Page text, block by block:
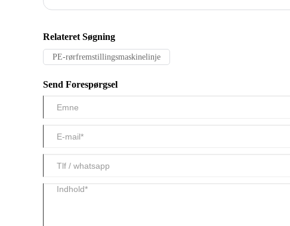
Relateret Søgning
PE-rørfremstillingsmaskinelinje
Send Forespørgsel